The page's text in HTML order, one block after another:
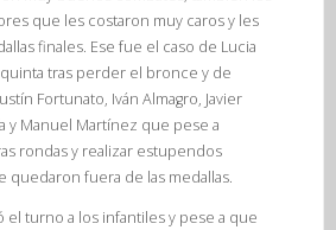
que les costaron muy caros y les
finales. Ese fue el caso de Lucia
tras perder el bronce y de
Fortunato, Iván Almagro, Javier
y Manuel Martínez que pese a
rondas y realizar estupendos
quedaron fuera de las medallas.
el turno a los infantiles y pese a que